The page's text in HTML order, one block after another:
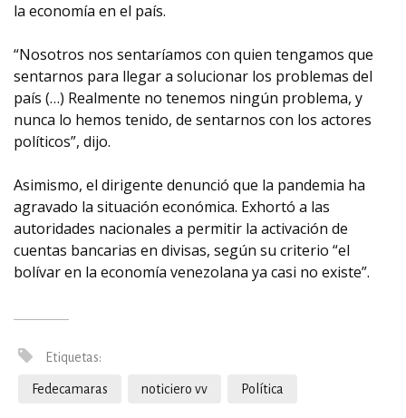
la economía en el país.
“Nosotros nos sentaríamos con quien tengamos que
sentarnos para llegar a solucionar los problemas del
país (…) Realmente no tenemos ningún problema, y
nunca lo hemos tenido, de sentarnos con los actores
políticos”, dijo.
Asimismo, el dirigente denunció que la pandemia ha
agravado la situación económica. Exhortó a las
autoridades nacionales a permitir la activación de
cuentas bancarias en divisas, según su criterio “el
bolívar en la economía venezolana ya casi no existe”.
Etiquetas:
Fedecamaras noticiero vv Política